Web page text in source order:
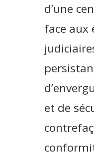
d’une
face aux
et de